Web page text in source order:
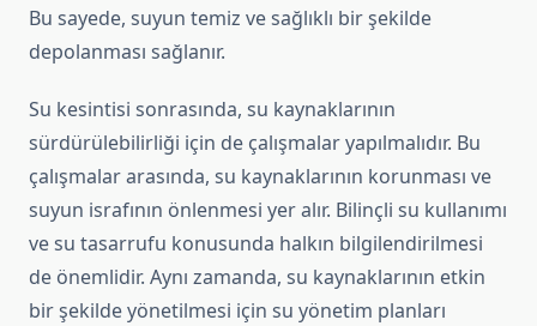
Bu sayede, suyun temiz ve sağlıklı bir şekilde
depolanması sağlanır.
Su kesintisi sonrasında, su kaynaklarının
sürdürülebilirliği için de çalışmalar yapılmalıdır. Bu
çalışmalar arasında, su kaynaklarının korunması ve
suyun israfının önlenmesi yer alır. Bilinçli su kullanımı
ve su tasarrufu konusunda halkın bilgilendirilmesi
de önemlidir. Aynı zamanda, su kaynaklarının etkin
bir şekilde yönetilmesi için su yönetim planları